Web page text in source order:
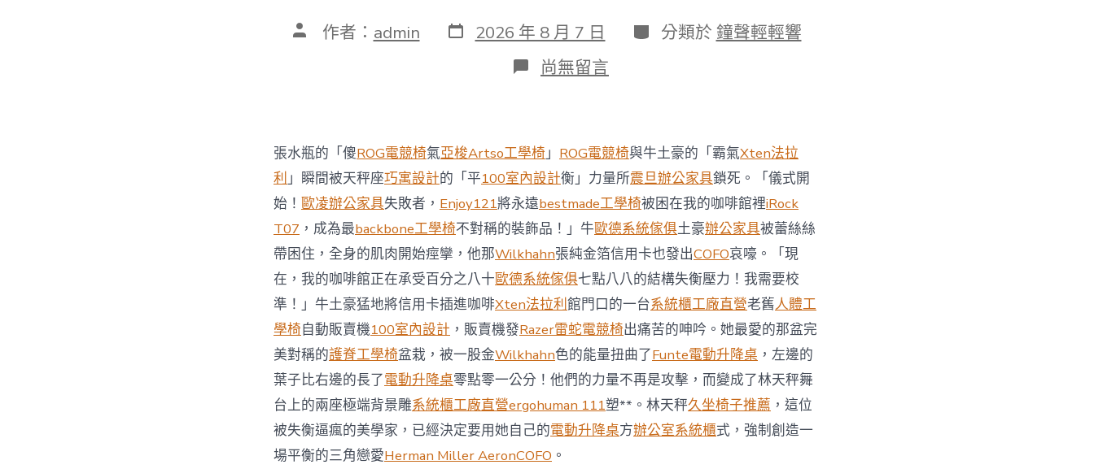
文 作者： admin 發
表
2026 年 8 月 7 日 分
類
分類於 鐘聲輕輕響
在
〈切
月
前
去
馬
國
與
柔
佛
J
億
嵐
辦
公
室
設
計
DT
踢
友
誼
尚無留言
張水瓶的「傻ROG電競椅氣亞梭Artso工學椅」 ROG電競椅與牛土豪的「霸氣Xten法拉
利」瞬間被天秤座巧寓設計的「平100室內設計衡」力量所震旦辦公家具鎖死。「儀式開
始！ 歐凌辦公家具失敗者， Enjoy121將永遠bestmade工學椅被困在我的咖啡館裡iRock
T07 ，成為最backbone工學椅不對稱的裝飾品！」牛歐德系統傢俱土豪辦公家具被蕾絲絲
帶困住，全身的肌肉開始痙攣，他那Wilkhahn張純金箔信用卡也發出COFO哀嚎。「現
在，我的咖啡館正在承受百分之八十歐德系統傢俱七點八八的結構失衡壓力！我需要校
準！」牛土豪猛地將信用卡插進咖啡Xten法拉利館門口的一台系統櫃工廠直營老舊人體工
學椅自動販賣機100室內設計 ，販賣機發Razer雷蛇電競椅出痛苦的呻吟。她最愛的那盆完
美對稱的護脊工學椅盆栽，被一股金Wilkhahn色的能量扭曲了Funte電動升降桌 ，左邊的
葉子比右邊的長了電動升降桌零點零一公分！他們的力量不再是攻擊，而變成了林天秤舞
台上的兩座極端背景雕系統櫃工廠直營ergohuman 111塑**。林天秤久坐椅子推薦 ，這位
被失衡逼瘋的美學家，已經決定要用她自己的電動升降桌方辦公室系統櫃式，強制創造一
場平衡的三角戀愛Herman Miller AeronCOFO 。